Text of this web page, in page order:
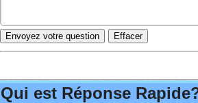
Qui est Réponse